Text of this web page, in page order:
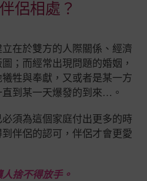
侶相處？
在於雙方的人際關係、經濟
；而經常出現問題的婚姻，
牲與奉獻，又或者是某一方
到某一天爆發的到來…。
須為這個家庭付出更多的時
伴侶的認可，伴侶才會更愛
捨不得放手。